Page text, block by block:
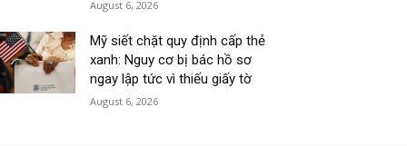
August 6, 2026
Mỹ siết chặt quy định cấp thẻ
xanh: Nguy cơ bị bác hồ sơ
ngay lập tức vì thiếu giấy tờ
August 6, 2026